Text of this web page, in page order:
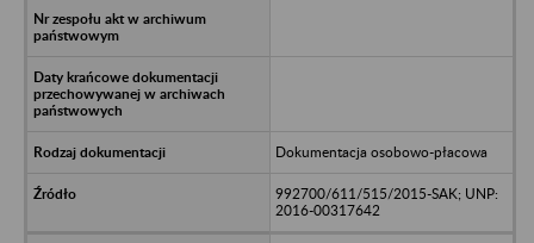
Dokumentacja osobowo-płacowa
992700/611/515/2015-SAK; UNP:
2016-00317642